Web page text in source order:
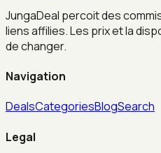
JungaDeal percoit des
liens affilies. Les prix et la
de changer.
Navigation
DealsCategoriesBlogSearch
Legal